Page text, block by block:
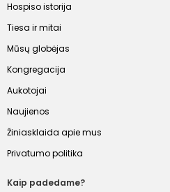
Hospiso istorija
Tiesa ir mitai
Mūsų globėjas
Kongregacija
Aukotojai
Naujienos
Žiniasklaida apie mus
Privatumo politika
Kaip padedame?